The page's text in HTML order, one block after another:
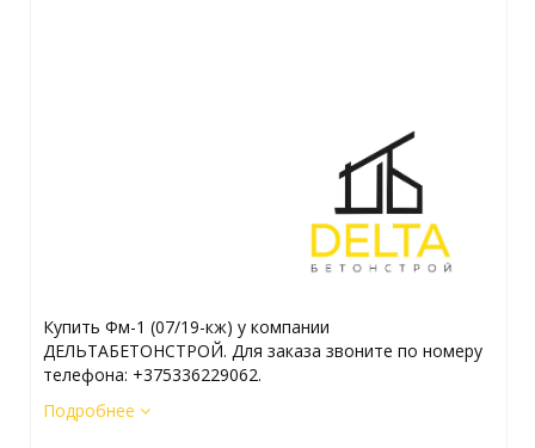
Купить Фм-1 (07/19-кж) у компании
ДЕЛЬТАБЕТОНСТРОЙ. Для заказа звоните по номеру
телефона: +375336229062.
Подробнее